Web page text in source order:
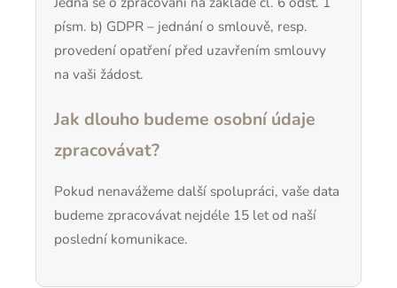
písm. b) GDPR – jednání o smlouvě, resp.
provedení opatření před uzavřením smlouvy
na vaši žádost.
Jak dlouho budeme osobní údaje
zpracovávat?
Pokud nenavážeme další spolupráci, vaše data
budeme zpracovávat nejdéle 15 let od naší
poslední komunikace.